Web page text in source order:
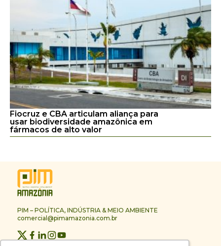
Fiocruz e CBA articulam aliança para
usar biodiversidade amazônica em
fármacos de alto valor
PIM – POLÍTICA, INDÚSTRIA & MEIO AMBIENTE
comercial@pimamazonia.com.br